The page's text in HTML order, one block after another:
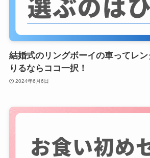
結婚式のリングボーイの車ってレ
りるならココ一択！
2024年6月6日